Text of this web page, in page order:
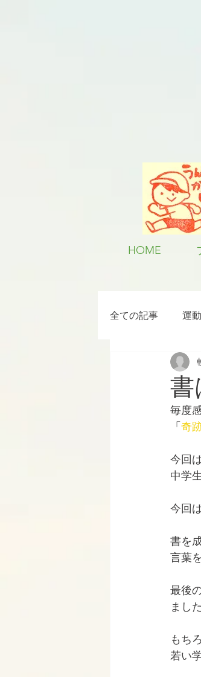
HOME
全ての記事 運
ちょっと楽
RWC2019
ボクシング
毎度
「奇
今回
中学
今回
書を
言葉
最後
ました
もち
若い